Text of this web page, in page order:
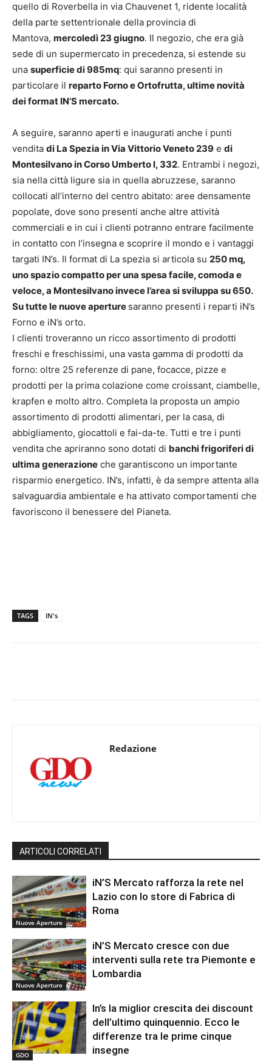
quello di Roverbella in via Chauvenet 1, ridente località
della parte settentrionale della provincia di
Mantova, mercoledì 23 giugno. Il negozio, che era già
sede di un supermercato in precedenza, si estende su
una superficie di 985mq: qui saranno presenti in
particolare il reparto Forno e Ortofrutta, ultime novità
dei format IN’S mercato.
A seguire, saranno aperti e inaugurati anche i punti
vendita di La Spezia in Via Vittorio Veneto 239 e di
Montesilvano in Corso Umberto I, 332. Entrambi i negozi,
sia nella città ligure sia in quella abruzzese, saranno
collocati all’interno del centro abitato: aree densamente
popolate, dove sono presenti anche altre attività
commerciali e in cui i clienti potranno entrare facilmente
in contatto con l’insegna e scoprire il mondo e i vantaggi
targati IN’s. Il format di La spezia si articola su 250 mq,
uno spazio compatto per una spesa facile, comoda e
veloce, a Montesilvano invece l’area si sviluppa su 650.
Su tutte le nuove aperture saranno presenti i reparti iN’s
Forno e iN’s orto.
I clienti troveranno un ricco assortimento di prodotti
freschi e freschissimi, una vasta gamma di prodotti da
forno: oltre 25 referenze di pane, focacce, pizze e
prodotti per la prima colazione come croissant, ciambelle,
krapfen e molto altro. Completa la proposta un ampio
assortimento di prodotti alimentari, per la casa, di
abbigliamento, giocattoli e fai-da-te. Tutti e tre i punti
vendita che apriranno sono dotati di banchi frigoriferi di
ultima generazione che garantiscono un importante
risparmio energetico. IN’s, infatti, è da sempre attenta alla
salvaguardia ambientale e ha attivato comportamenti che
favoriscono il benessere del Pianeta.
TAGS IN's
Redazione
ARTICOLI CORRELATI
Nuove Aperture
iN’S Mercato rafforza la rete nel
Lazio con lo store di Fabrica di
Roma
Nuove Aperture
iN’S Mercato cresce con due
interventi sulla rete tra Piemonte e
Lombardia
GDO
In’s la miglior crescita dei discount
dell’ultimo quinquennio. Ecco le
differenze tra le prime cinque
insegne